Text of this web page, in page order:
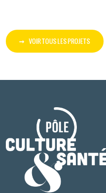
VOIR TOUS LES PROJETS